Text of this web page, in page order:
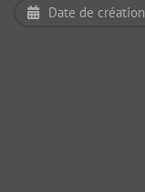
Date de création